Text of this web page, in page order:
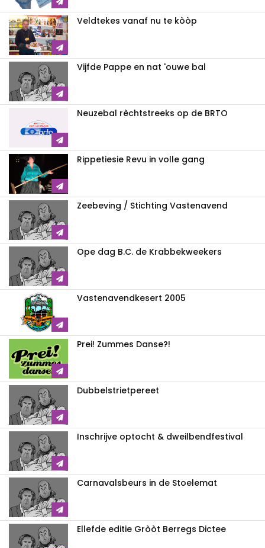
Veldtekes vanaf nu te kòòp
Vijfde Pappe en nat 'ouwe bal
Neuzebal rèchtstreeks op de BRTO
Rippetiesie Revu in volle gang
Zeebeving / Stichting Vastenavend
Ope dag B.C. de Krabbekweekers
Vastenavendkesert 2005
Prei! Zummes Danse?!
Dubbelstrietpereet
Inschrijve optocht & dweilbendfestival
Carnavalsbeurs in de Stoelemat
Ellefde editie Gròòt Berregs Dictee